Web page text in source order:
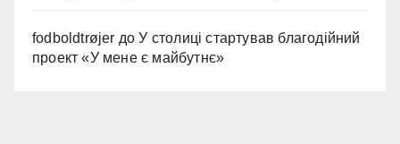
fodboldtrøjer доУ столиці стартував благодійний
проект «У мене є майбутнє»